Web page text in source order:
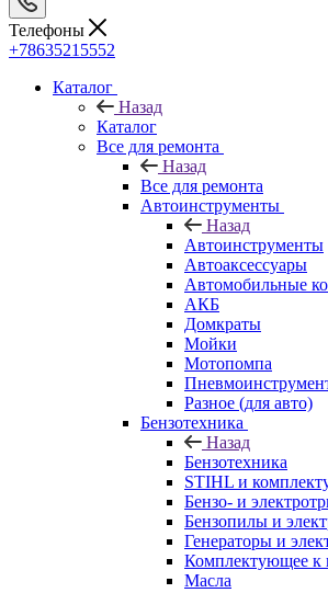
Телефоны
+78635215552
Каталог
Назад
Каталог
Все для ремонта
Назад
Все для ремонта
Автоинструменты
Назад
Автоинструменты
Автоаксессуары
Автомобильные
АКБ
Домкраты
Мойки
Мотопомпа
Разное (для авто)
Бензотехника
Назад
Бензотехника
STIHL и
Бензо- и
Бензопилы и
Генераторы и
Комплектующее к
Масла